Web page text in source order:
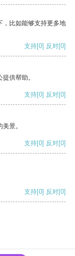
，比如能够支持更多地
支持[0] 反对[0]
供帮助。
支持[0] 反对[0]
景。
支持[0] 反对[0]
支持[0] 反对[0]